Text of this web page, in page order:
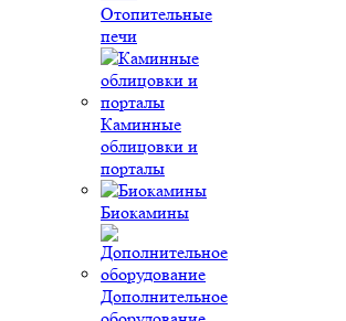
Отопительные
печи
Каминные
облицовки и
порталы
Биокамины
Дополнительное